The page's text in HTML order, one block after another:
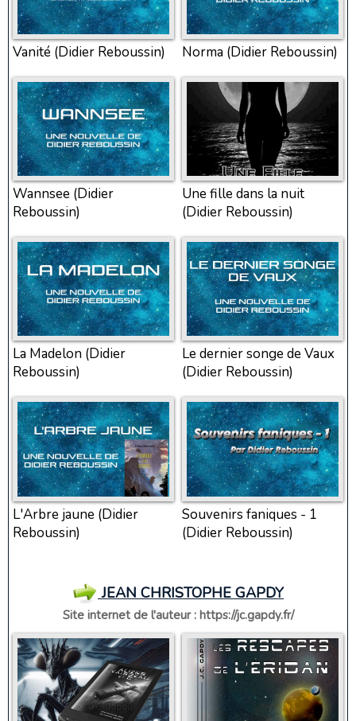
Vanité (Didier Reboussin) Norma (Didier Reboussin)
Wannsee (Didier
Reboussin)
Une fille dans la nuit
(Didier Reboussin)
La Madelon (Didier
Reboussin)
Le dernier songe de Vaux
(Didier Reboussin)
L'Arbre jaune (Didier
Reboussin)
Souvenirs faniques - 1
(Didier Reboussin)
JEAN CHRISTOPHE GAPDY
Site internet de l'auteur : https://jc.gapdy.fr/